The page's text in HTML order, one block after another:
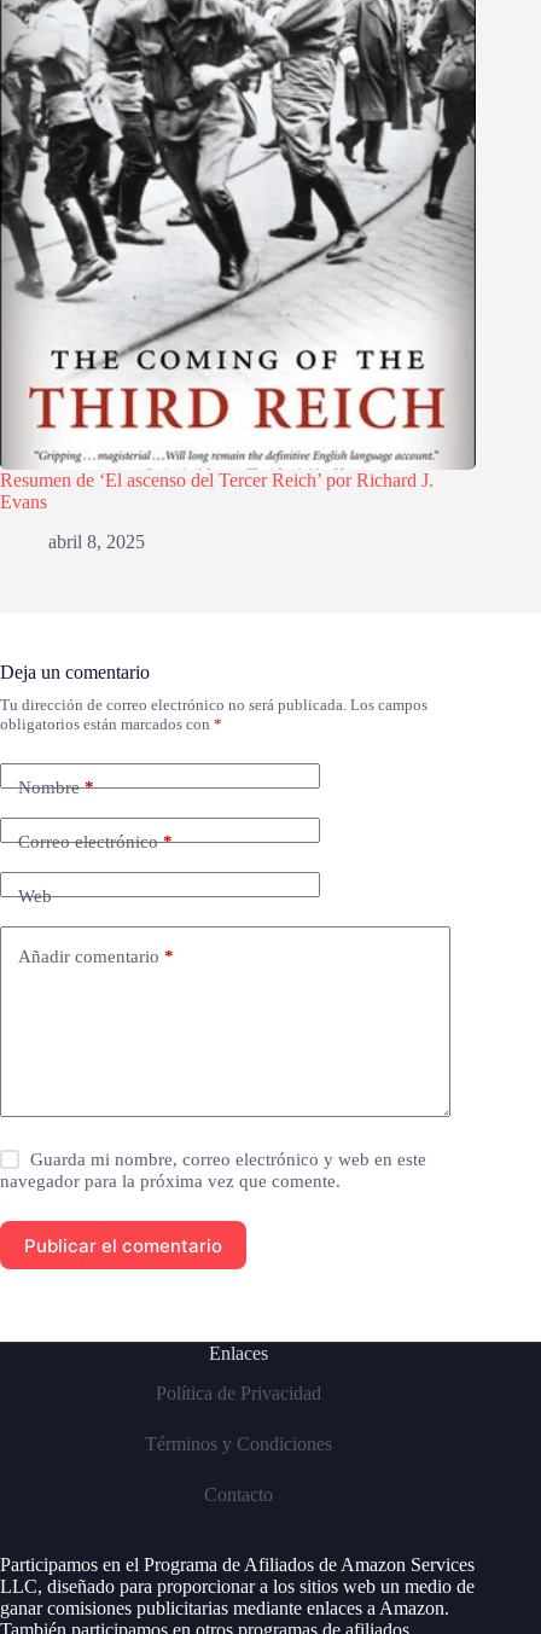
Resumen de ‘El ascenso del Tercer Reich’ por Richard J.
Evans
abril 8, 2025
Deja un comentario
Tu dirección de correo electrónico no será publicada. Los campos
obligatorios están marcados con *
Nombre*
Correo electrónico*
Web
Añadir comentario *
Guarda mi nombre, correo electrónico y web en este
navegador para la próxima vez que comente.
Publicar el comentario
Enlaces
Política de Privacidad
Términos y Condiciones
Contacto
Participamos en el Programa de Afiliados de Amazon Services
LLC, diseñado para proporcionar a los sitios web un medio de
ganar comisiones publicitarias mediante enlaces a Amazon.
También participamos en otros programas de afiliados.